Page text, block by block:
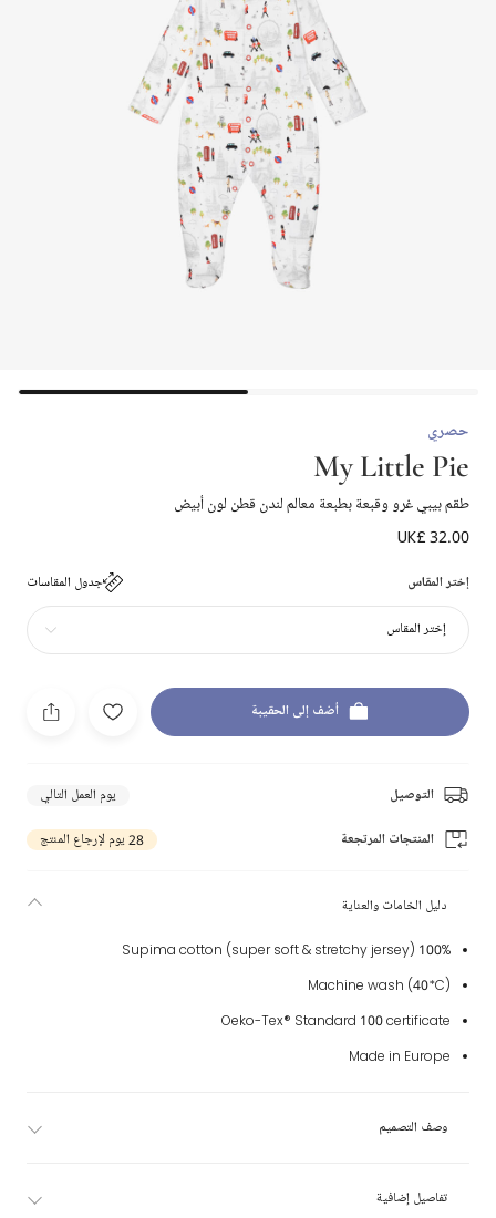
حصري
My Little Pie
طقم بيبي غرو وقبعة بطبعة معالم لندن قطن لون أبيض
UK£ 32.00
إختر المقاس جدول المقاسات
إختر المقاس
أضف إلى الحقيبة
التوصيل يوم العمل التالي
المنتجات المرتجعة 28 يوم لإرجاع المنتج
دليل الخامات والعناية
100% Supima cotton (super soft & stretchy jersey)
Machine wash (40*C)
Oeko-Tex® Standard 100 certificate
Made in Europe
وصف التصميم
تفاصيل إضافية